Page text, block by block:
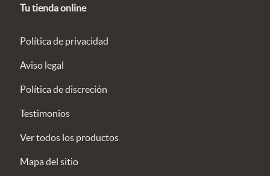
Tu tienda online
Política de privacidad
Aviso legal
Política de discreción
Testimonios
Ver todos los productos
Mapa del sitio